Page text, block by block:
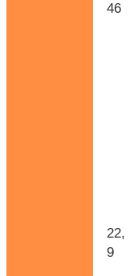
46
22,
9